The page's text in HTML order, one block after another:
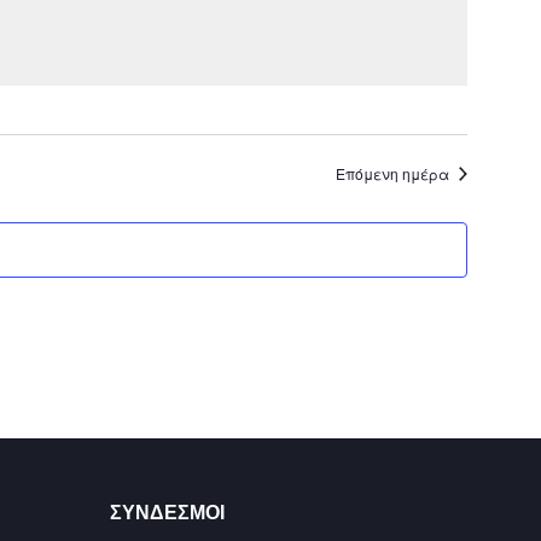
Επόμενη ημέρα
ΣΥΝΔΕΣΜΟΙ